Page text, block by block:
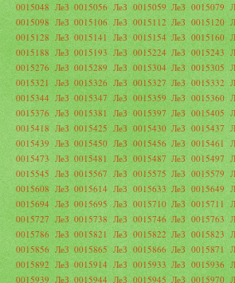
0015048 ЛеЗ 0015056 ЛеЗ 0015059 ЛеЗ 0015079
0015098 ЛеЗ 0015106 ЛеЗ 0015112 ЛеЗ 0015120
0015128 ЛеЗ 0015141 ЛеЗ 0015154 ЛеЗ 0015160
0015188 ЛеЗ 0015193 ЛеЗ 0015224 ЛеЗ 0015243
0015276 ЛеЗ 0015289 ЛеЗ 0015304 ЛеЗ 0015305
0015321 ЛеЗ 0015326 ЛеЗ 0015327 ЛеЗ 0015332
0015344 ЛеЗ 0015347 ЛеЗ 0015359 ЛеЗ 0015360
0015376 ЛеЗ 0015381 ЛеЗ 0015397 ЛеЗ 0015405
0015418 ЛеЗ 0015425 ЛеЗ 0015430 ЛеЗ 0015437
0015439 ЛеЗ 0015450 ЛеЗ 0015456 ЛеЗ 0015461
0015473 ЛеЗ 0015481 ЛеЗ 0015487 ЛеЗ 0015497
0015545 ЛеЗ 0015567 ЛеЗ 0015575 ЛеЗ 0015579
0015608 ЛеЗ 0015614 ЛеЗ 0015633 ЛеЗ 0015649
0015694 ЛеЗ 0015695 ЛеЗ 0015710 ЛеЗ 0015711
0015727 ЛеЗ 0015738 ЛеЗ 0015746 ЛеЗ 0015763
0015786 ЛеЗ 0015821 ЛеЗ 0015822 ЛеЗ 0015823
0015856 ЛеЗ 0015865 ЛеЗ 0015866 ЛеЗ 0015871
0015892 ЛеЗ 0015914 ЛеЗ 0015933 ЛеЗ 0015936
0015939 ЛеЗ 0015944 ЛеЗ 0015945 ЛеЗ 0015970